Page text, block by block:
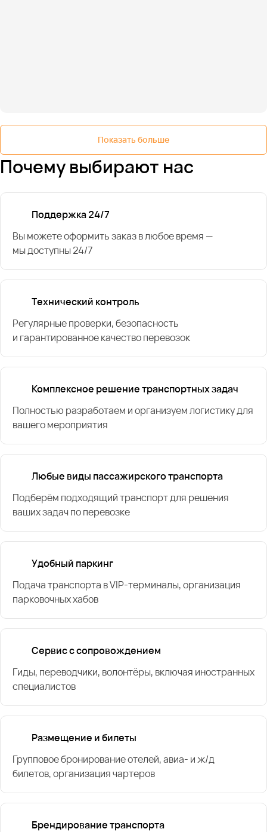
Показать больше
Почему выбирают нас
Поддержка 24/7
Вы можете оформить заказ в любое время —
мы доступны 24/7
Технический контроль
Регулярные проверки, безопасность
и гарантированное качество перевозок
Комплексное решение транспортных задач
Полностью разработаем и организуем логистику для
вашего мероприятия
Любые виды пассажирского транспорта
Подберём подходящий транспорт для решения
ваших задач по перевозке
Удобный паркинг
Подача транспорта в VIP-терминалы, организация
парковочных хабов
Сервис с сопровождением
Гиды, переводчики, волонтёры, включая иностранных
специалистов
Размещение и билеты
Групповое бронирование отелей, авиа- и ж/д
билетов, организация чартеров
Брендирование транспорта